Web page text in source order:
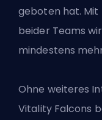
geboten hat.
beider Teams
mindestens
Ohne weiteres
Vitality Falcons